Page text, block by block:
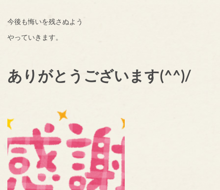
今後も悔いを残さぬよう
やっていきます。
ありがとうございます(^^)/